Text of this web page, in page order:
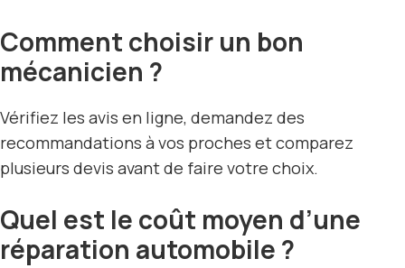
Comment choisir un bon
mécanicien ?
Vérifiez les avis en ligne, demandez des
recommandations à vos proches et comparez
plusieurs devis avant de faire votre choix.
Quel est le coût moyen d’une
réparation automobile ?